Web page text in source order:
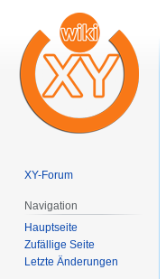
XY-Forum
Navigation
Hauptseite
Zufällige Seite
Letzte Änderungen